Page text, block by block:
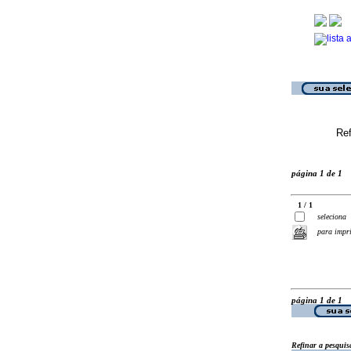
página 1 de 1
1 / 1
seleciona
para
página 1 de 1
Refinar a